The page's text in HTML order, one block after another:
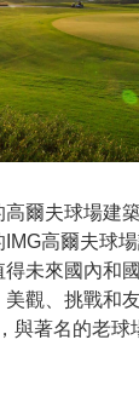
爾夫球場建
高爾夫球
未來國內和
觀、挑戰和
與著名的老球